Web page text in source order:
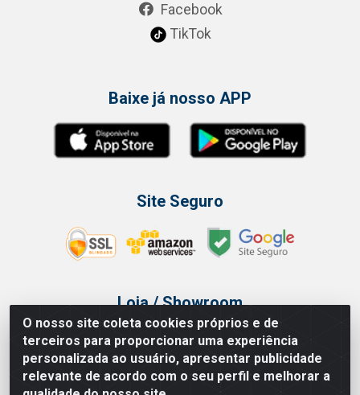
O nosso site coleta cookies próprios e de
terceiros para proporcionar uma experiência
personalizada ao usuário, apresentar publicidade
relevante de acordo com o seu perfil e melhorar a
Facebook
TikTok
Baixe já nosso APP
Site Seguro
Loja / Showroom
Tel.: (11) 3314 6400
Av Vautier, 468 - Pari - São Paulo/SP